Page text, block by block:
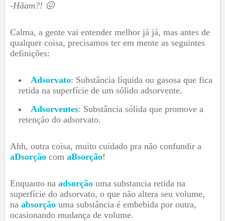
-Hãam?! 😖
Calma, a gente vai entender melhor já já, mas antes de
qualquer coisa, precisamos ter em mente as seguintes
definições:
Adsorvato: Substância líquida ou gasosa que fica
retida na superfície de um sólido adsorvente.
Adsorventes: Substância sólida que promove a
retenção do adsorvato.
Ahh, outra coisa, muito cuidado pra não confundir a
aDsorção com aBsorção!
Enquanto na adsorção uma substancia retida na
superfície do adsorvato, o que não altera seu volume,
na absorção uma substância é embebida por outra,
ocasionando mudança de volume.